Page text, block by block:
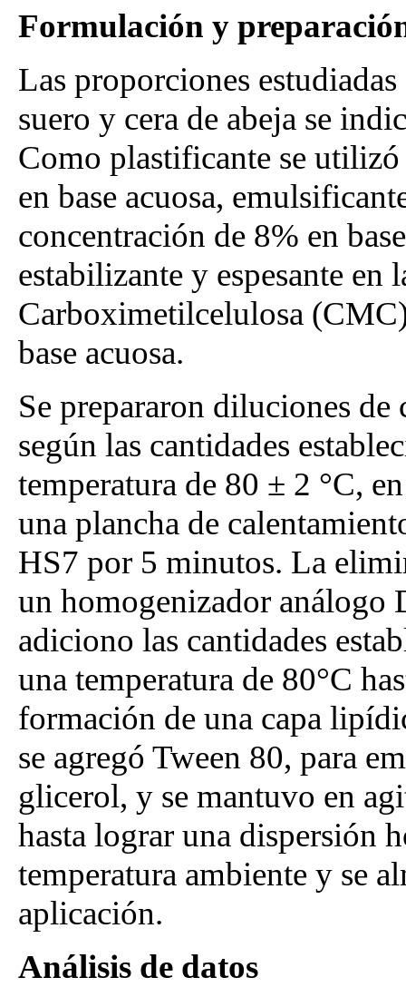
Formulación y
Las proporciones
suero y cera de abeja se
Como plastificante se
en base acuosa,
concentración de 8% en
estabilizante y espesante
Carboximetilcelulosa
base acuosa.
Se prepararon diluciones de
según las cantidades
temperatura de 80 ± 2 °C,
una plancha de
HS7 por 5 minutos. La
un homogenizador análogo
adiciono las cantidades
una temperatura de 80°C
formación de una capa
se agregó Tween 80, para
glicerol, y se mantuvo en
hasta lograr una dispersión
temperatura ambiente y se
aplicación.
Análisis de datos